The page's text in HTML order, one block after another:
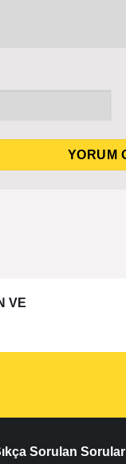
VE
Sorulan Sorular